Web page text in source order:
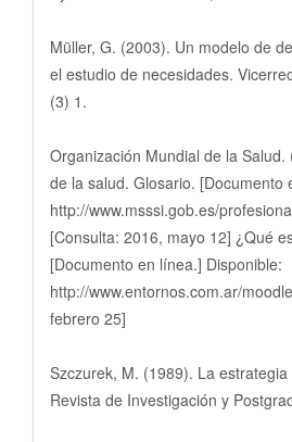
Müller, G. (2003). Un modelo de
el estudio de necesidades.
(3) 1.
Organización Mundial de la Salud.
de la salud. Glosario. [Documento
http://www.msssi.gob.es/
[Consulta: 2016, mayo 12] ¿Qué
[Documento en línea.] Disponible:
http://www.entornos.com.ar/
febrero 25]
Szczurek, M. (1989). La
Revista de Investigación y